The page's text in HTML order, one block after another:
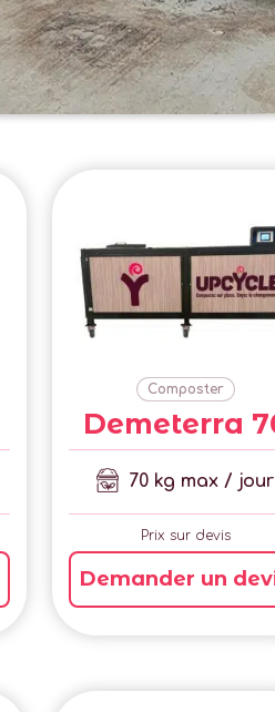
Composter
Demeterra
70 kg max / jour
Prix sur devis
Demander un